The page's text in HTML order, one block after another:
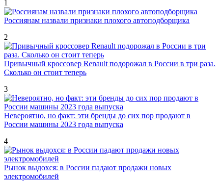
1
Россиянам назвали признаки плохого автоподборщика
2
Привычный кроссовер Renault подорожал в России в три раза.
Сколько он стоит теперь
3
Невероятно, но факт: эти бренды до сих пор продают в
России машины 2023 года выпуска
4
Рынок выдохся: в России падают продажи новых
электромобилей